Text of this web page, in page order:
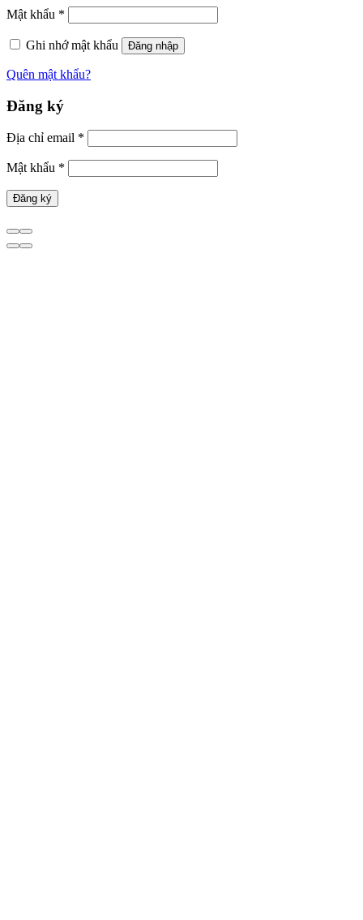
Mật khẩu *
Ghi nhớ mật khẩu Đăng nhập
Quên mật khẩu?
Đăng ký
Địa chỉ email *
Mật khẩu *
Đăng ký